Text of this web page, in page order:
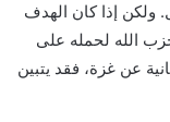
ولكن إذا كان الهدف
الله لحمله على
عن غزة، فقد يتبين